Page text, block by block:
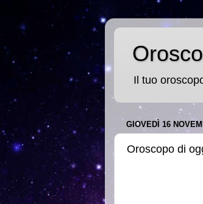
Il tuo
GIOVEDÌ 16
Oroscopo di